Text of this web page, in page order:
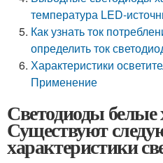
температура LED-
Как узнать ток
определить ток
Характеристики
Применение
Светодиоды белые
Существуют
характеристики